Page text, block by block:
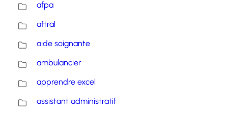
afpa
aftral
aide soignante
ambulancier
apprendre excel
assistant administratif